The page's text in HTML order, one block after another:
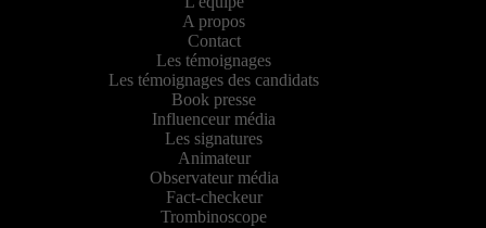
A propos
Contact
Les témoignages
Les témoignages des candidats
Book presse
Influenceur média
Les signatures
Animateur
Observateur média
Fact-checkeur
Trombinoscope